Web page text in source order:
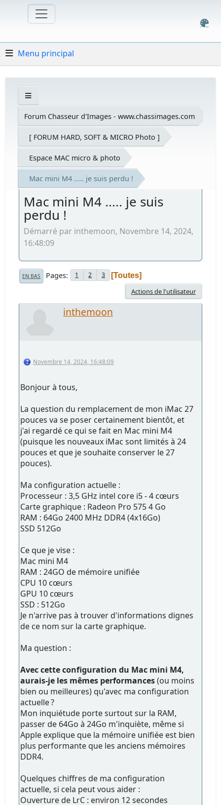
Menu principal
Forum Chasseur d'Images - www.chassimages.com
[ FORUM HARD, SOFT & MICRO Photo ]
Espace MAC micro & photo
Mac mini M4 ..... je suis perdu !
Mac mini M4 ..... je suis
perdu !
Démarré par inthemoon, Novembre 14, 2024,
16:48:09
EN BAS Pages 1 2 3 Toutes
Actions de l'utilisateur
inthemoon
Novembre 14, 2024, 16:48:09
Bonjour à tous,
La question du remplacement de mon iMac 27
pouces va se poser certainement bientôt, et
j'ai regardé ce qui se fait en Mac mini M4
(puisque les nouveaux iMac sont limités à 24
pouces et que je souhaite conserver le 27
pouces).
Ma configuration actuelle :
Processeur : 3,5 GHz intel core i5 - 4 cœurs
Carte graphique : Radeon Pro 575 4 Go
RAM : 64Go 2400 MHz DDR4 (4x16Go)
SSD 512Go
Ce que je vise :
Mac mini M4
RAM : 24GO de mémoire unifiée
CPU 10 cœurs
GPU 10 cœurs
SSD : 512Go
Je n'arrive pas à trouver d'informations dignes
de ce nom sur la carte graphique.
Ma question :
Avec cette configuration du Mac mini M4,
aurais-je les mêmes performances(ou moins
bien ou meilleures) qu'avec ma configuration
actuelle ?
Mon inquiétude porte surtout sur la RAM,
passer de 64Go à 24Go m'inquiète, même si
Apple explique que la mémoire unifiée est bien
plus performante que les anciens mémoires
DDR4.
Quelques chiffres de ma configuration
actuelle, si cela peut vous aider :
Ouverture de LrC : environ 12 secondes